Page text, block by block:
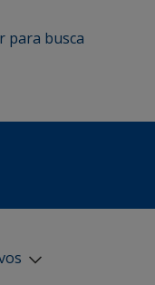
para busca